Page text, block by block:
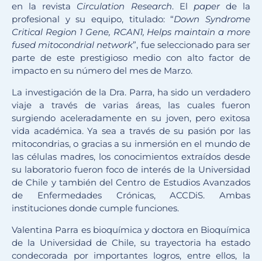
en la revista Circulation Research. El paperde la
profesional y su equipo, titulado: “Down Syndrome
Critical Region 1 Gene, RCAN1, Helps maintain a more
fused mitocondrial network”, fue seleccionado para ser
parte de este prestigioso medio con alto factor de
impacto en su número del mes de Marzo.
La investigación de la Dra. Parra, ha sido un verdadero
viaje a través de varias áreas, las cuales fueron
surgiendo aceleradamente en su joven, pero exitosa
vida académica. Ya sea a través de su pasión por las
mitocondrias, o gracias a su inmersión en el mundo de
las células madres, los conocimientos extraídos desde
su laboratorio fueron foco de interés de la Universidad
de Chile y también del Centro de Estudios Avanzados
de Enfermedades Crónicas, ACCDiS. Ambas
instituciones donde cumple funciones.
Valentina Parra es bioquímica y doctora en Bioquímica
de la Universidad de Chile, su trayectoria ha estado
condecorada por importantes logros, entre ellos, la